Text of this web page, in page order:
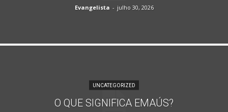
Evangelista - julho 30, 2026
UNCATEGORIZED
O QUE SIGNIFICA EMAÚS?